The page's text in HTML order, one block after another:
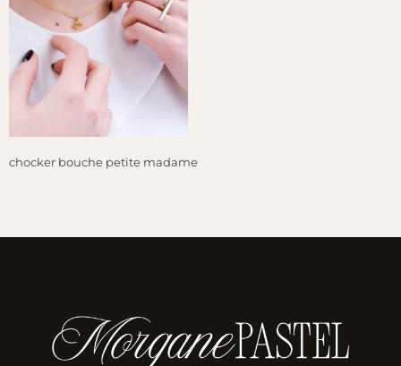
chocker bouche petite madame